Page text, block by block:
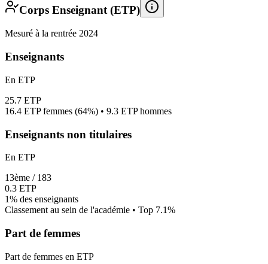
Corps Enseignant (ETP)
Mesuré à la rentrée 2024
Enseignants
En ETP
25.7 ETP
16.4 ETP femmes (64%) • 9.3 ETP hommes
Enseignants non titulaires
En ETP
13ème / 183
0.3 ETP
1% des enseignants
Classement au sein de l'académie • Top 7.1%
Part de femmes
Part de femmes en ETP